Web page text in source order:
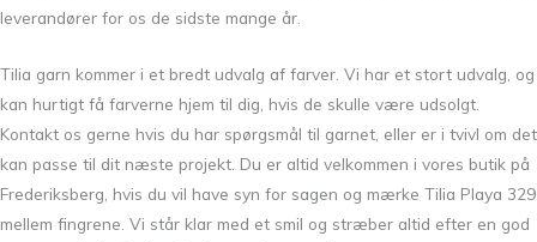
leverandører for os de sidste mange år.
Tilia garn kommer i et bredt udvalg af farver. Vi har et stort udvalg, og
kan hurtigt få farverne hjem til dig, hvis de skulle være udsolgt.
Kontakt os gerne hvis du har spørgsmål til garnet, eller er i tvivl om det
kan passe til dit næste projekt. Du er altid velkommen i vores butik på
Frederiksberg, hvis du vil have syn for sagen og mærke Tilia Playa 329
mellem fingrene. Vi står klar med et smil og stræber altid efter en god